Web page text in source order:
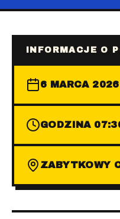
INFORMACJE O
6 MARCA 2026
GODZINA
ZABYTKOWY